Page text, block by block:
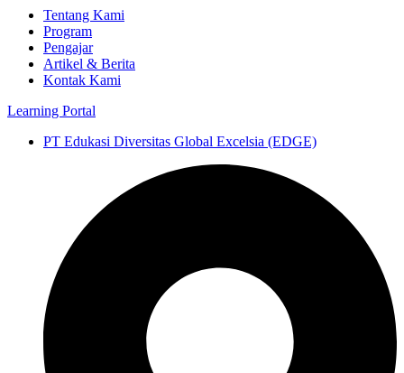
Tentang Kami
Program
Pengajar
Artikel & Berita
Kontak Kami
Learning Portal
PT Edukasi Diversitas Global Excelsia (EDGE)